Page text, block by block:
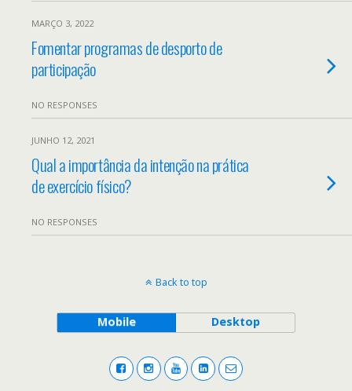
MARÇO 3, 2022
Fomentar programas de desporto de
participação
NO RESPONSES
JUNHO 12, 2021
Qual a importância da intenção na prática
de exercício físico?
NO RESPONSES
Back to top
Mobile Desktop